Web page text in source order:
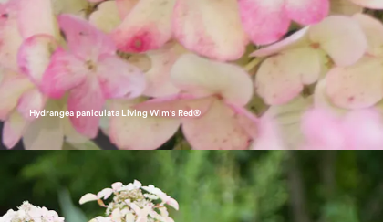
Hydrangea paniculata Living Wim's Red®